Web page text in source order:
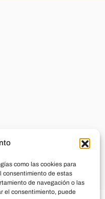
como las cookies para
consentimiento de estas
de navegación o las
el consentimiento, puede